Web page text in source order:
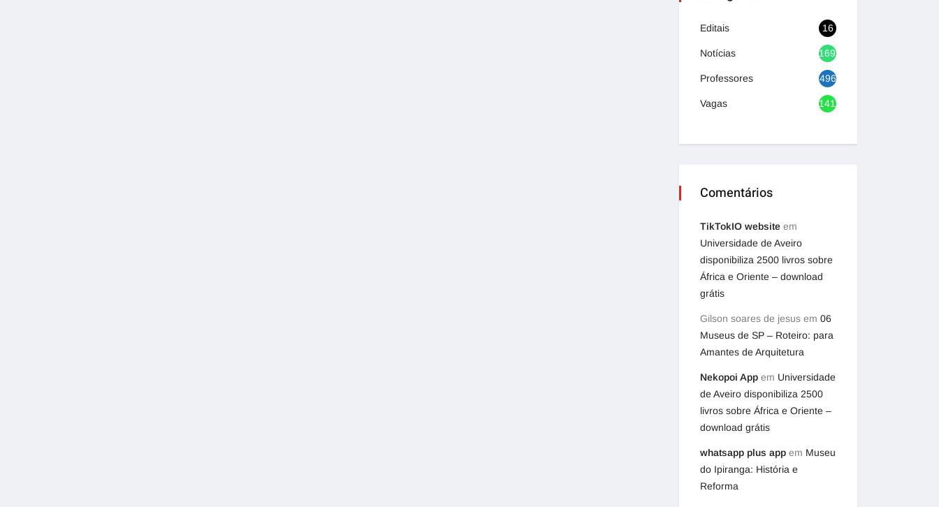
Editais 16
Notícias 1692
Professores 496
Vagas 1417
Comentários
TikTokIO website em
Universidade de Aveiro
disponibiliza 2500 livros sobre
África e Oriente – download
grátis
Gilson soares de jesus em 06
Museus de SP – Roteiro: para
Amantes de Arquitetura
Nekopoi App em Universidade
de Aveiro disponibiliza 2500
livros sobre África e Oriente –
download grátis
whatsapp plus app em Museu
do Ipiranga: História e
Reforma